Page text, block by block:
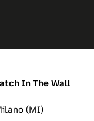
In The Wall
(MI)